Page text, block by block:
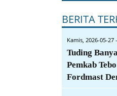
BERITA
Kamis, 2026-05-27
Tuding
Pemkab
Fordmast